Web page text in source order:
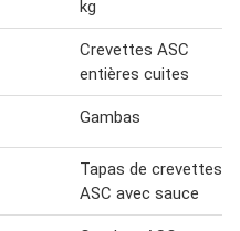
kg
Crevettes ASC
entières cuites
Gambas
Tapas de crevettes
ASC avec sauce